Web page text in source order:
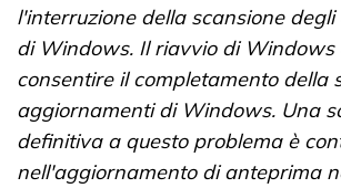
l'interruzione della scansione
di Windows. Il riavvio di Windows
consentire il completamento della
aggiornamenti di Windows. Una
definitiva a questo problema è
nell'aggiornamento di anteprima